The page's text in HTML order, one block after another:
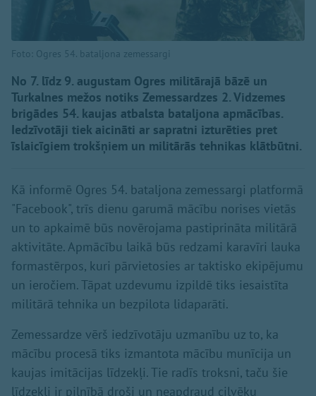
Foto: Ogres 54. bataljona zemessargi
No 7. līdz 9. augustam Ogres militārajā bāzē un
Turkalnes mežos notiks Zemessardzes 2. Vidzemes
brigādes 54. kaujas atbalsta bataljona apmācības.
Iedzīvotāji tiek aicināti ar sapratni izturēties pret
īslaicīgiem trokšņiem un militārās tehnikas klātbūtni.
Kā informē Ogres 54. bataljona zemessargi platformā
"Facebook", trīs dienu garumā mācību norises vietās
un to apkaimē būs novērojama pastiprināta militārā
aktivitāte. Apmācību laikā būs redzami karavīri lauka
formastērpos, kuri pārvietosies ar taktisko ekipējumu
un ieročiem. Tāpat uzdevumu izpildē tiks iesaistīta
militārā tehnika un bezpilota lidaparāti.
Zemessardze vērš iedzīvotāju uzmanību uz to, ka
mācību procesā tiks izmantota mācību munīcija un
kaujas imitācijas līdzekļi. Tie radīs troksni, taču šie
līdzekļi ir pilnībā droši un neapdraud cilvēku